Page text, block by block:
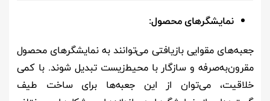
نمایشگرهای محصول:
جعبه‌های مقوایی بازیافتی می‌توانند به نمایشگرهای محصول
مقرون‌به‌صرفه و سازگار با محیط‌زیست تبدیل شوند. با کمی
خلاقیت، می‌توان از این جعبه‌ها برای ساخت طیف